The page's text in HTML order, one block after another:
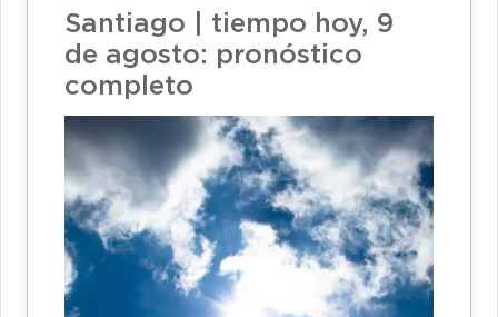
Santiago | tiempo hoy, 9
de agosto: pronóstico
completo